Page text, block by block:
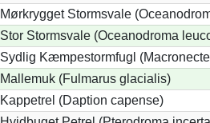
Mørkrygget Stormsvale
Stor Stormsvale (Oceanodroma
Sydlig Kæmpestormfugl
Mallemuk (Fulmarus glacialis)
Kappetrel (Daption capense)